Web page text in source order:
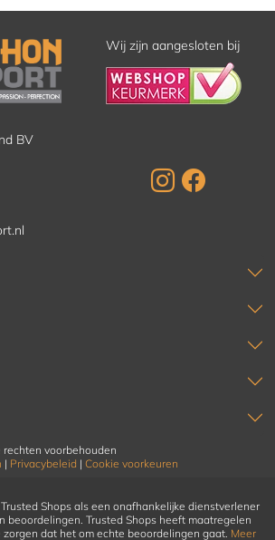
Wij zijn aangesloten bij
BV
voorbehouden
| Privacybeleid | Cookie voorkeuren
Shops als een onafhankelijke dienstverlener
beoordelingen. Trusted Shops heeft maatregelen
dat het om echte beoordelingen gaat. Meer